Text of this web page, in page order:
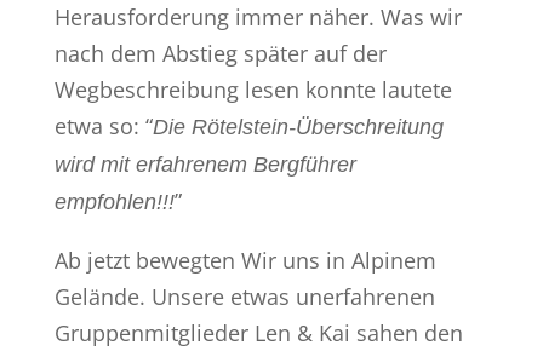
Herausforderung immer näher. Was wir
nach dem Abstieg später auf der
Wegbeschreibung lesen konnte lautete
etwa so: “Die Rötelstein-Überschreitung
wird mit erfahrenem Bergführer
empfohlen!!!”
Ab jetzt bewegten Wir uns in Alpinem
Gelände. Unsere etwas unerfahrenen
Gruppenmitglieder Len & Kai sahen den